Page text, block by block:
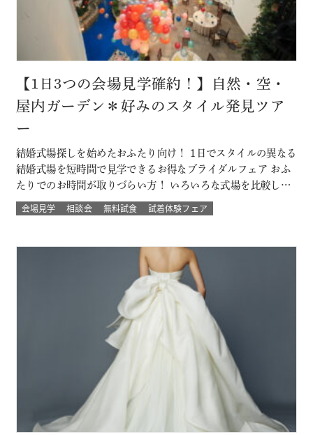
【1日3つの会場見学確約！】自然・空・
屋内ガーデン＊好みのスタイル発見ツア
ー
結婚式場探しを始めたおふたり向け！ 1日でスタイルの異なる
結婚式場を短時間で見学できるお得なブライダルフェア おふ
たりでのお時間が取りづらい方！ いろいろな式場を比較した
い方！ 結婚式のイメージが決まってない方！にもおすすめな
ツアーです☆ 自然の中でアットホームに、空の雰囲気を感じ
チャンス！！ このフェ…
会場見学 相談会 無料試食 試着体験フェア